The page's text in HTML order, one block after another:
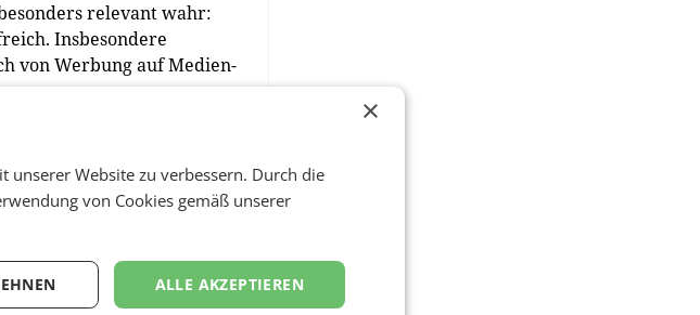
relevant wahr:
Insbesondere
von Werbung auf Medien-
Publisher-Portalen
30% und Web-Radio mit
werden von 58%
Videos von 26%,
×
Website zu verbessern. Durch die
von Cookies gemäß unserer
ALLE AKZEPTIEREN